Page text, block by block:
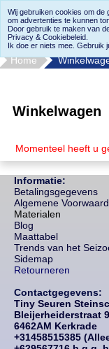
Home
Winkelwagen
Momenteel heeft u
Informatie:
Betalingsgegevens
Algemene
Materialen
Blog
Maattabel
Trends van het
Sidemap
Retourneren
Contactgegevens:
Tiny Seuren
Bleijerheiderstraat
6462AM Kerkrade
+31458515385
Wij gebruiken cookies om
om advertenties te kunnen
Door gebruik te maken van
Privacy & Cookiebeleid.
Ik doe er niets mee. Gebruik